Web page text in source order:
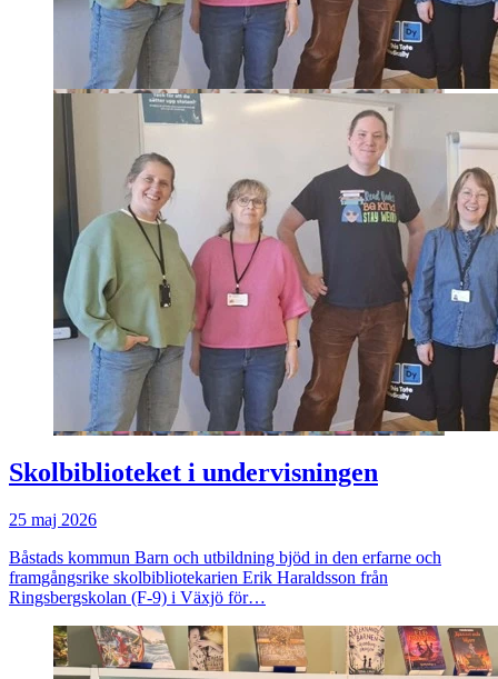
Skolbiblioteket i undervisningen
25 maj 2026
Båstads kommun Barn och utbildning bjöd in den erfarne och
framgångsrike skolbibliotekarien Erik Haraldsson från
Ringsbergskolan (F-9) i Växjö för…